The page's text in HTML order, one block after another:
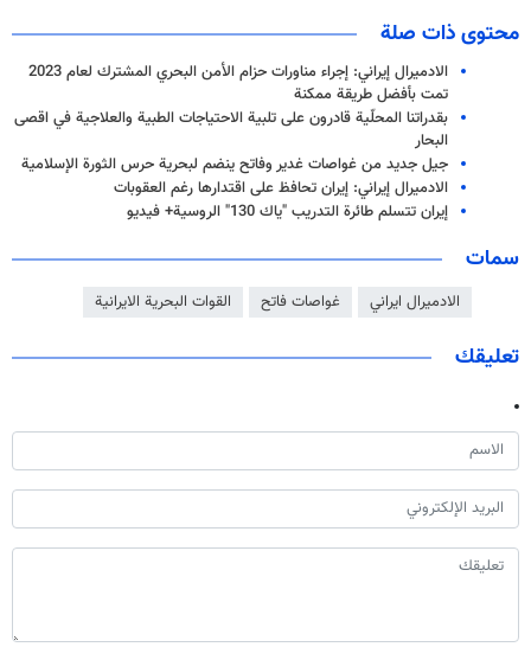
محتوى ذات صلة
الادميرال إيراني: إجراء مناورات حزام الأمن البحري المشترك لعام 2023
تمت بأفضل طريقة ممكنة
بقدراتنا المحلّية قادرون على تلبية الاحتياجات الطبية والعلاجية في اقصى
البحار
جيل جديد من غواصات غدير وفاتح ينضم لبحرية حرس الثورة الإسلامية
الادميرال إيراني: إيران تحافظ على اقتدارها رغم العقوبات
إيران تتسلم طائرة التدريب "ياك 130" الروسية+ فيديو
سمات
الادميرال ايراني غواصات فاتح القوات البحرية الايرانية
تعليقك